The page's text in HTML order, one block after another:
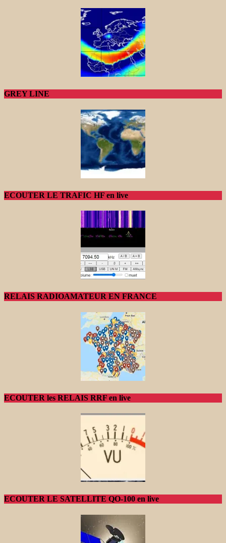
GREY LINE
ECOUTER LE TRAFIC HF en live
RELAIS RADIOAMATEUR EN FRANCE
ECOUTER les RELAIS RRF en live
ECOUTER LE SATELLITE QO-100 en live